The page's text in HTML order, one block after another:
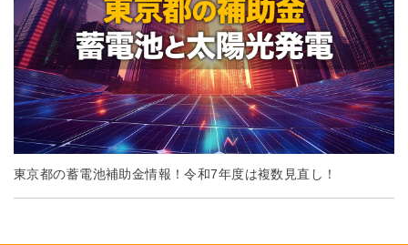
東京都の蓄電池補助金情報！令和7年度は複数見直し！